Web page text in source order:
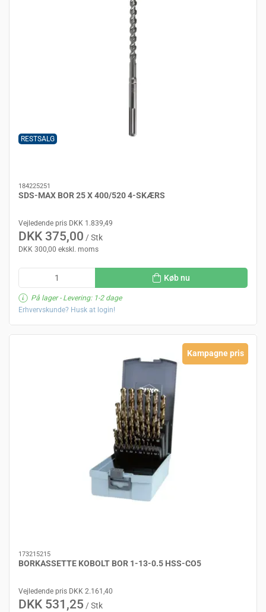
RESTSALG
184225251
SDS-MAX BOR 25 X 400/520 4-SKÆRS
Vejledende pris DKK 1.839,49
DKK 375,00 / Stk
DKK 300,00 ekskl. moms
Køb nu
På lager- Levering: 1-2 dage
Erhvervskunde? Husk at login!
Kampagne pris
173215215
BORKASSETTE KOBOLT BOR 1-13-0.5 HSS-CO5
Vejledende pris DKK 2.161,40
DKK 531,25 / Stk